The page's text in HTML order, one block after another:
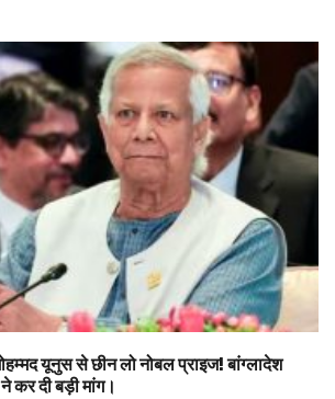
यूनुस से छीन लो नोबल प्राइज! बांग्लादेश
कर दी बड़ी मांग।